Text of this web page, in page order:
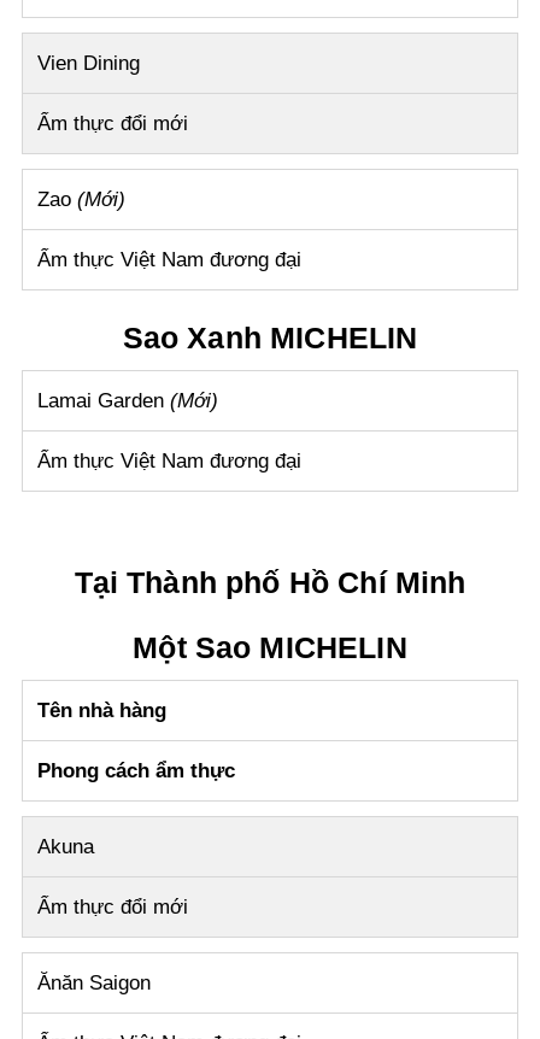
Vien Dining
Ẩm thực đổi mới
Zao (Mới)
Ẩm thực Việt Nam đương đại
Sao Xanh MICHELIN
Lamai Garden (Mới)
Ẩm thực Việt Nam đương đại
Tại Thành phố Hồ Chí Minh
Một Sao MICHELIN
Tên nhà hàng
Phong cách ẩm thực
Akuna
Ẩm thực đổi mới
Ănăn Saigon